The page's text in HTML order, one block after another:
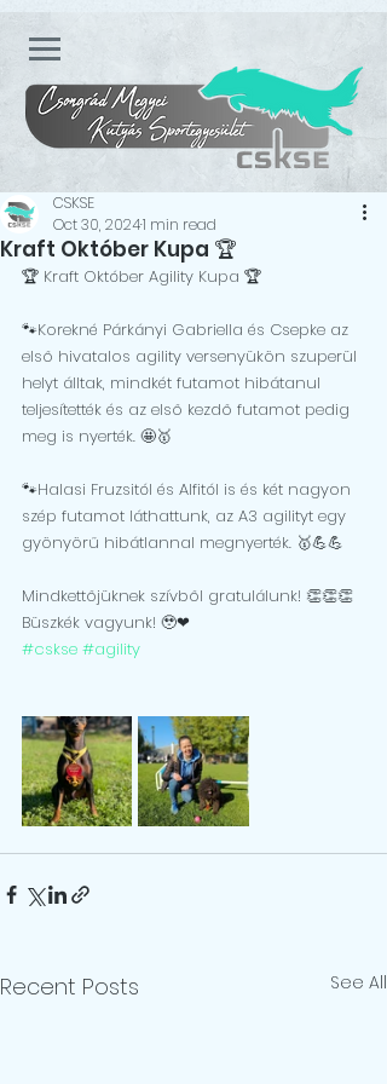
Kraft Október Kupa 🏆
CSKSE
Oct 30, 20241 min read
🏆 Kraft Október Agility Kupa 🏆
🐾Korekné Párkányi Gabriella és Csepke az
első hivatalos agility versenyükön szuperül
helyt álltak, mindkét futamot hibátanul
teljesítették és az első kezdő futamot pedig
meg is nyerték. 🤩🥇
🐾Halasi Fruzsitól és Alfitól is és két nagyon
szép futamot láthattunk, az A3 agilityt egy
gyönyörű hibátlannal megnyerték. 🥇💪💪
Mindkettőjüknek szívből gratulálunk! 👏👏👏
Büszkék vagyunk! 🥹❤
#cskse #agility
Recent Posts See All